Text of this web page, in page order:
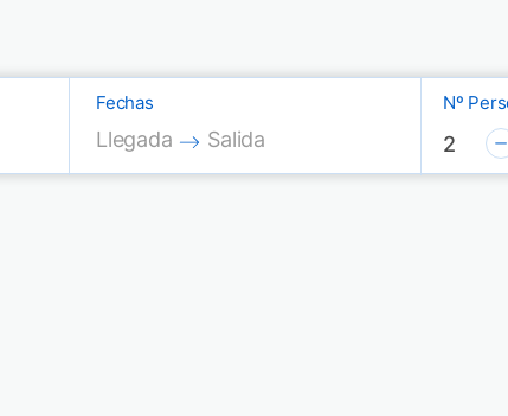
Fechas
Press the down arrow key to interact
Llegada
Press the down arrow key to
Salida
Nº
2